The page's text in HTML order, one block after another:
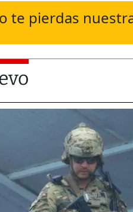
te pierdas